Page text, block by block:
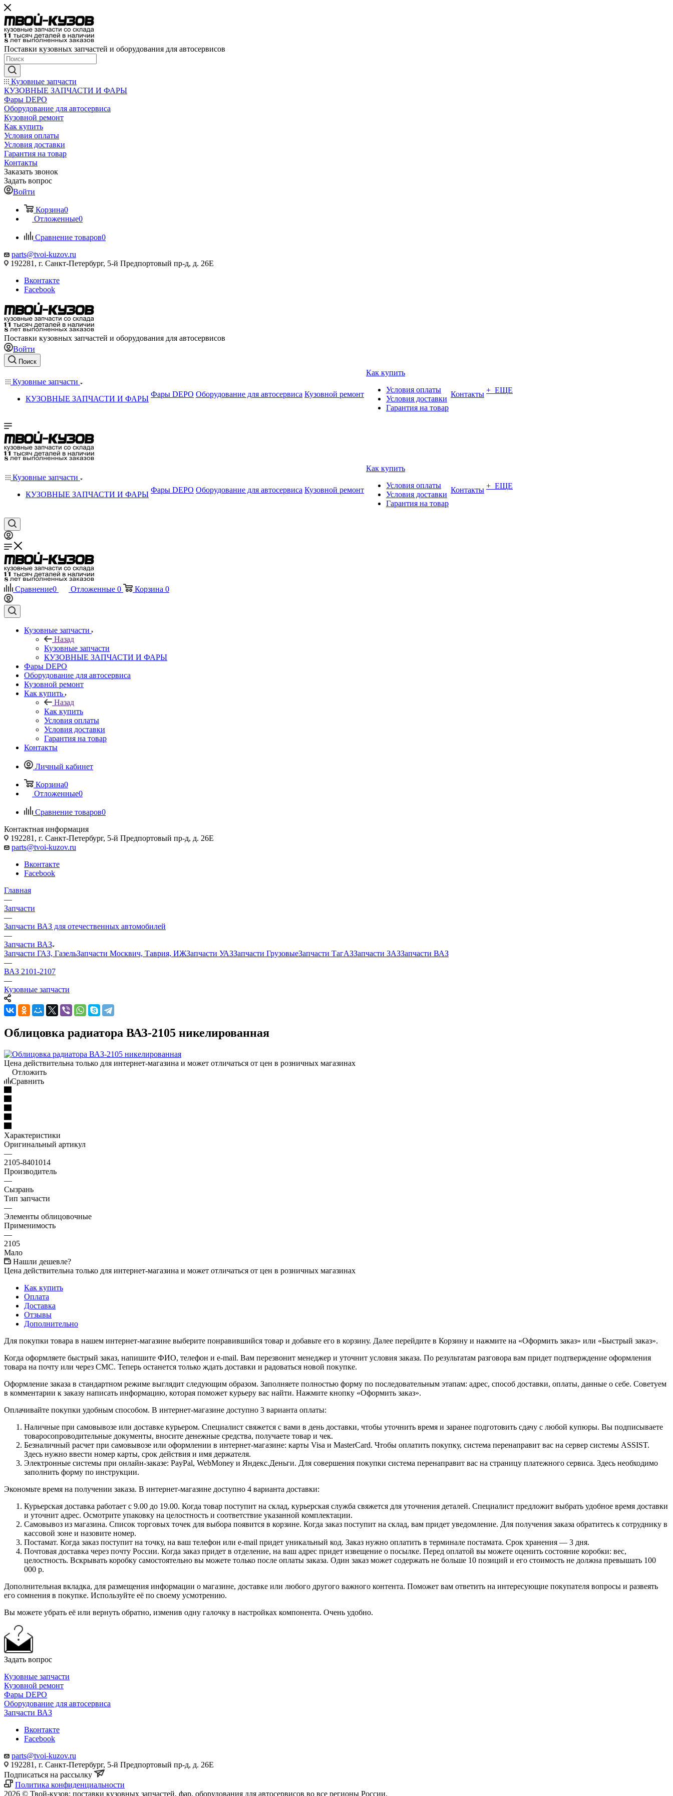
Поставки кузовных запчастей и оборудования для автосервисов
Кузовные запчасти
КУЗОВНЫЕ ЗАПЧАСТИ И ФАРЫ
Фары DEPO
Оборудование для автосервиса
Кузовной ремонт
Как купить
Условия оплаты
Условия доставки
Гарантия на товар
Контакты
Заказать звонок
Задать вопрос
Войти
Корзина0
Отложенные0
Сравнение товаров0
parts@tvoi-kuzov.ru
192281, г. Санкт-Петербург, 5-й Предпортовый пр-д, д. 26Е
Вконтакте
Facebook
Поставки кузовных запчастей и оборудования для автосервисов
Войти
Поиск
Кузовные запчасти
КУЗОВНЫЕ ЗАПЧАСТИ И ФАРЫ
Фары DEPO Оборудование для автосервиса Кузовной ремонт
Как купить
Условия оплаты
Условия доставки
Гарантия на товар
Контакты + ЕЩЕ
Кузовные запчасти
КУЗОВНЫЕ ЗАПЧАСТИ И ФАРЫ
Фары DEPO Оборудование для автосервиса Кузовной ремонт
Как купить
Условия оплаты
Условия доставки
Гарантия на товар
Контакты + ЕЩЕ
Сравнение0 Отложенные 0 Корзина 0
Кузовные запчасти
Назад
Кузовные запчасти
КУЗОВНЫЕ ЗАПЧАСТИ И ФАРЫ
Фары DEPO
Оборудование для автосервиса
Кузовной ремонт
Как купить
Назад
Как купить
Условия оплаты
Условия доставки
Гарантия на товар
Контакты
Личный кабинет
Корзина0
Отложенные0
Сравнение товаров0
Контактная информация
192281, г. Санкт-Петербург, 5-й Предпортовый пр-д, д. 26Е
parts@tvoi-kuzov.ru
Вконтакте
Facebook
Главная
—
Запчасти
—
Запчасти ВАЗ для отечественных автомобилей
—
Запчасти ВАЗ
Запчасти ГАЗ, ГазельЗапчасти Москвич, Таврия, ИЖЗапчасти УАЗЗапчасти ГрузовыеЗапчасти ТагАЗЗапчасти ЗАЗЗапчасти ВАЗ
—
ВАЗ 2101-2107
—
Кузовные запчасти
Облицовка радиатора ВАЗ-2105 никелированная
Цена действительна только для интернет-магазина и может отличаться от цен в розничных магазинах
Отложить
Сравнить
Характеристики
Оригинальный артикул
—
2105-8401014
Производитель
—
Сызрань
Тип запчасти
—
Элементы облицовочные
Применимость
—
2105
Мало
Нашли дешевле?
Цена действительна только для интернет-магазина и может отличаться от цен в розничных магазинах
Как купить
Оплата
Доставка
Отзывы
Дополнительно
Для покупки товара в нашем интернет-магазине выберите понравившийся товар и добавьте его в корзину. Далее перейдите в Корзину и нажмите на «Оформить заказ» или «Быстрый заказ».
Когда оформляете быстрый заказ, напишите ФИО, телефон и e-mail. Вам перезвонит менеджер и уточнит условия заказа. По результатам разговора вам придет подтверждение оформления
товара на почту или через СМС. Теперь останется только ждать доставки и радоваться новой покупке.
Оформление заказа в стандартном режиме выглядит следующим образом. Заполняете полностью форму по последовательным этапам: адрес, способ доставки, оплаты, данные о себе. Советуем
в комментарии к заказу написать информацию, которая поможет курьеру вас найти. Нажмите кнопку «Оформить заказ».
Оплачивайте покупки удобным способом. В интернет-магазине доступно 3 варианта оплаты:
Наличные при самовывозе или доставке курьером. Специалист свяжется с вами в день доставки, чтобы уточнить время и заранее подготовить сдачу с любой купюры. Вы подписываете
товаросопроводительные документы, вносите денежные средства, получаете товар и чек.
Безналичный расчет при самовывозе или оформлении в интернет-магазине: карты Visa и MasterCard. Чтобы оплатить покупку, система перенаправит вас на сервер системы ASSIST.
Здесь нужно ввести номер карты, срок действия и имя держателя.
Электронные системы при онлайн-заказе: PayPal, WebMoney и Яндекс.Деньги. Для совершения покупки система перенаправит вас на страницу платежного сервиса. Здесь необходимо
заполнить форму по инструкции.
Экономьте время на получении заказа. В интернет-магазине доступно 4 варианта доставки:
Курьерская доставка работает с 9.00 до 19.00. Когда товар поступит на склад, курьерская служба свяжется для уточнения деталей. Специалист предложит выбрать удобное время доставки
и уточнит адрес. Осмотрите упаковку на целостность и соответствие указанной комплектации.
Самовывоз из магазина. Список торговых точек для выбора появится в корзине. Когда заказ поступит на склад, вам придет уведомление. Для получения заказа обратитесь к сотруднику в
кассовой зоне и назовите номер.
Постамат. Когда заказ поступит на точку, на ваш телефон или e-mail придет уникальный код. Заказ нужно оплатить в терминале постамата. Срок хранения — 3 дня.
Почтовая доставка через почту России. Когда заказ придет в отделение, на ваш адрес придет извещение о посылке. Перед оплатой вы можете оценить состояние коробки: вес,
целостность. Вскрывать коробку самостоятельно вы можете только после оплаты заказа. Один заказ может содержать не больше 10 позиций и его стоимость не должна превышать 100
000 р.
Дополнительная вкладка, для размещения информации о магазине, доставке или любого другого важного контента. Поможет вам ответить на интересующие покупателя вопросы и развеять
его сомнения в покупке. Используйте её по своему усмотрению.
Вы можете убрать её или вернуть обратно, изменив одну галочку в настройках компонента. Очень удобно.
Задать вопрос
Кузовные запчасти
Кузовной ремонт
Фары DEPO
Оборудование для автосервиса
Запчасти ВАЗ
Вконтакте
Facebook
parts@tvoi-kuzov.ru
192281, г. Санкт-Петербург, 5-й Предпортовый пр-д, д. 26Е
Подписаться на рассылку
Политика конфиденциальности
2026 © Твой-кузов: поставки кузовных запчастей, фар, оборудования для автосервисов во все регионы России.